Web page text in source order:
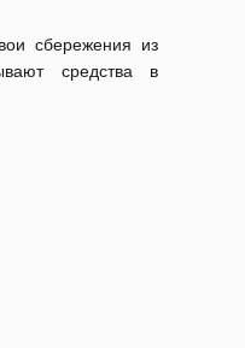
сбережения из
средства в